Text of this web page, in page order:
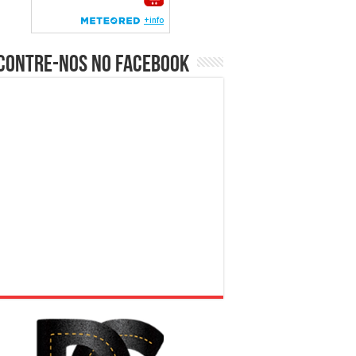
nos no Facebook